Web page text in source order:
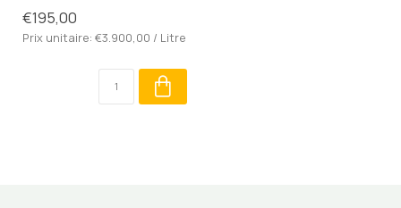
€195,00
Prix unitaire: €3.900,00 / Litre